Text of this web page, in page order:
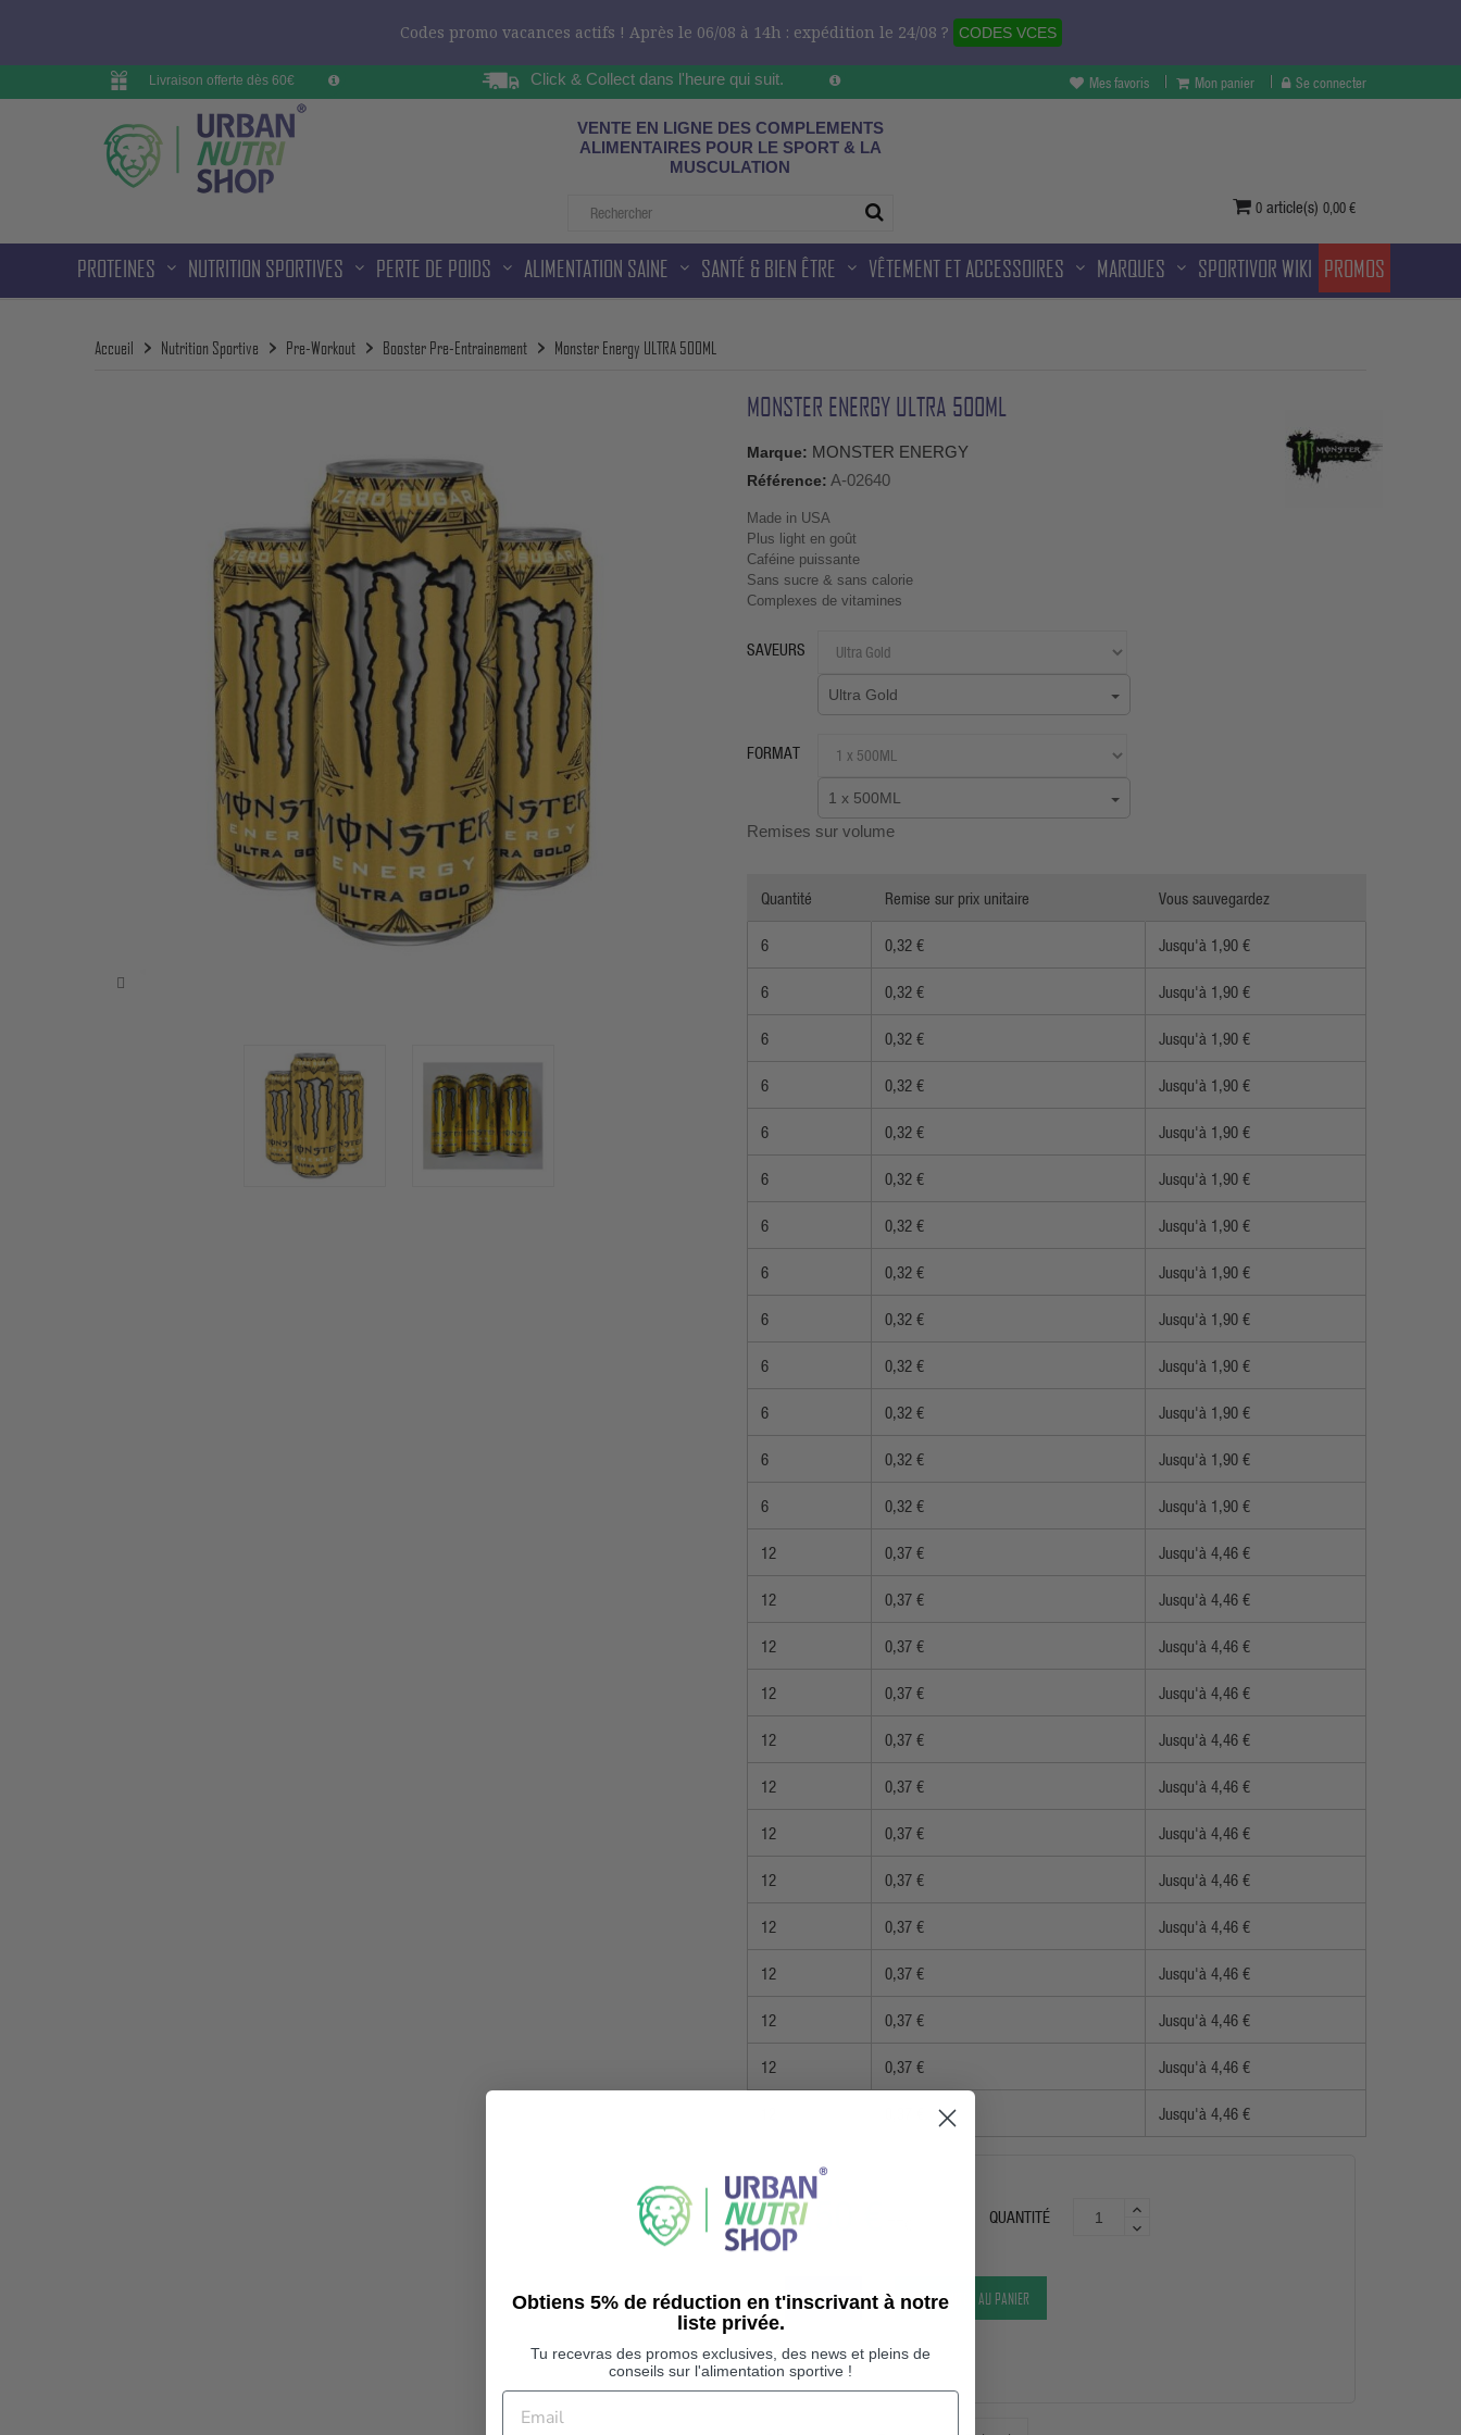
Codes promo vacances actifs ! Après le 06/08 à 14h : expédition le 24/08 ? CODES VCES
Livraison offerte dès 60€ Click & Collect dans l'heure qui suit.
Sur les horaires d'ouvertures à Melun et sans frais
additionnelle.
Mes favoris Mon panier Se connecter
VENTE EN LIGNE DES COMPLEMENTS
ALIMENTAIRES POUR LE SPORT & LA
MUSCULATION
0 article(s) 0,00 €
PROTEINES NUTRITION SPORTIVES PERTE DE POIDS ALIMENTATION SAINE SANTÉ & BIEN ÊTRE VÊTEMENT ET ACCESSOIRES MARQUES SPORTIVOR WIKI PROMOS
Accueil Nutrition Sportive Pre-Workout Booster Pre-Entrainement Monster Energy ULTRA 500ML
MONSTER ENERGY ULTRA 500ML
Marque: MONSTER ENERGY
Référence: A-02640
Made in USA
Plus light en goût
Caféine puissante
Sans sucre & sans calorie
Complexes de vitamines
SAVEURS
Ultra Gold
FORMAT
1 x 500ML
Remises sur volume
Quantité Remise sur prix unitaire Vous sauvegardez
6 0,32 € Jusqu'à 1,90 €
6 0,32 € Jusqu'à 1,90 €
6 0,32 € Jusqu'à 1,90 €
6 0,32 € Jusqu'à 1,90 €
6 0,32 € Jusqu'à 1,90 €
6 0,32 € Jusqu'à 1,90 €
6 0,32 € Jusqu'à 1,90 €
6 0,32 € Jusqu'à 1,90 €
6 0,32 € Jusqu'à 1,90 €
6 0,32 € Jusqu'à 1,90 €
6 0,32 € Jusqu'à 1,90 €
6 0,32 € Jusqu'à 1,90 €
6 0,32 € Jusqu'à 1,90 €
12 0,37 € Jusqu'à 4,46 €
12 0,37 € Jusqu'à 4,46 €
12 0,37 € Jusqu'à 4,46 €
12 0,37 € Jusqu'à 4,46 €
12 0,37 € Jusqu'à 4,46 €
12 0,37 € Jusqu'à 4,46 €
12 0,37 € Jusqu'à 4,46 €
12 0,37 € Jusqu'à 4,46 €
12 0,37 € Jusqu'à 4,46 €
12 0,37 € Jusqu'à 4,46 €
12 0,37 € Jusqu'à 4,46 €
12 0,37 € Jusqu'à 4,46 €
Jusqu'à 4,46 €
2,50 € QUANTITÉ
EN STOCK AJOUTER AU PANIER
Obtiens 5% de réduction en t'inscrivant à notre
liste privée.
Tu recevras des promos exclusives, des news et pleins de
conseils sur l'alimentation sportive !